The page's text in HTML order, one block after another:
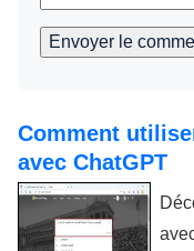
Envoyer le
Comment
avec ChatGPT